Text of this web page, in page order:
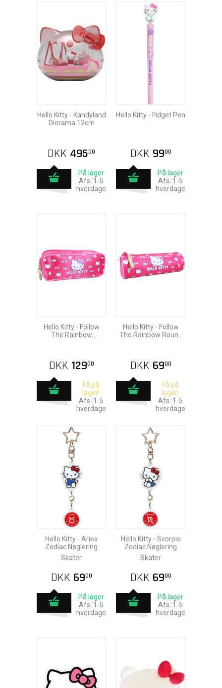
Hello Kitty - Kandyland
Diorama 12cm
DKK 49500
På lager
Afs.:1-5
hverdage
Hello Kitty - Fidget Pen
DKK 9900
På lager
Afs.:1-5
hverdage
Hello Kitty - Follow
The Rainbow
DKK 12900
Få på
lager!
Afs.:1-5
hverdage
Hello Kitty - Follow
The Rainbow Round
DKK 6900
Få på
lager!
Afs.:1-5
hverdage
Hello Kitty - Aries
Zodiac Nøglering
Skater
DKK 6900
På lager
Afs.:1-5
hverdage
Hello Kitty - Scorpio
Zodiac Nøglering
Skater
DKK 6900
På lager
Afs.:1-5
hverdage